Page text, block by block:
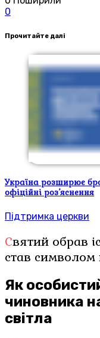
0
Прочитайте далі
Україна розширює
офіційні роз’яснення
Підтримка церкви
Святий обрав істину замість привілеїв і
став символом
Як
чиновника
світла